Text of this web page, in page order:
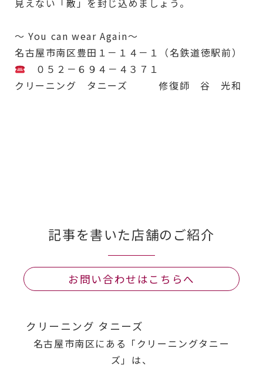
見えない「敵」を封じ込めましょう。
～ You can wear Again～
名古屋市南区豊田１－１４－１（名鉄道徳駅前）
０５２－６９４－４３７１
クリーニング タニーズ 修復師 谷 光和
記事を書いた店舗のご紹介
お問い合わせはこちらへ
クリーニング タニーズ
名古屋市南区にある「クリーニングタニー
ズ」は、